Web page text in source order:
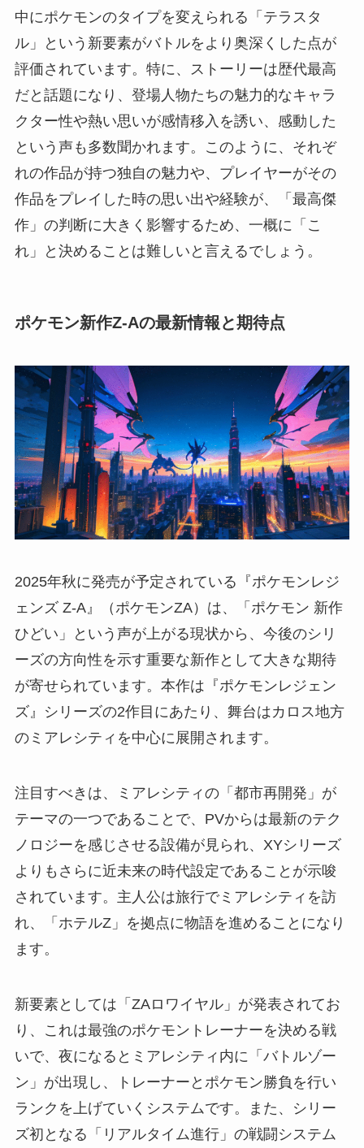
中にポケモンのタイプを変えられる「テラスタ
ル」という新要素がバトルをより奥深くした点が
評価されています。特に、ストーリーは歴代最高
だと話題になり、登場人物たちの魅力的なキャラ
クター性や熱い思いが感情移入を誘い、感動した
という声も多数聞かれます。このように、それぞ
れの作品が持つ独自の魅力や、プレイヤーがその
作品をプレイした時の思い出や経験が、「最高傑
作」の判断に大きく影響するため、一概に「こ
れ」と決めることは難しいと言えるでしょう。
ポケモン新作Z-Aの最新情報と期待点
2025年秋に発売が予定されている『ポケモンレジ
ェンズ Z-A』（ポケモンZA）は、「ポケモン 新作
ひどい」という声が上がる現状から、今後のシリ
ーズの方向性を示す重要な新作として大きな期待
が寄せられています。本作は『ポケモンレジェン
ズ』シリーズの2作目にあたり、舞台はカロス地方
のミアレシティを中心に展開されます。
注目すべきは、ミアレシティの「都市再開発」が
テーマの一つであることで、PVからは最新のテク
ノロジーを感じさせる設備が見られ、XYシリーズ
よりもさらに近未来の時代設定であることが示唆
されています。主人公は旅行でミアレシティを訪
れ、「ホテルZ」を拠点に物語を進めることになり
ます。
新要素としては「ZAロワイヤル」が発表されてお
り、これは最強のポケモントレーナーを決める戦
いで、夜になるとミアレシティ内に「バトルゾー
ン」が出現し、トレーナーとポケモン勝負を行い
ランクを上げていくシステムです。また、シリー
ズ初となる「リアルタイム進行」の戦闘システム